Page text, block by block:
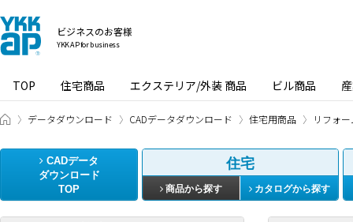
ビジネスのお客様
YKK AP for business
TOP 住宅商品 エクステリア/外装 商品 ビル商品
ビジネスのお客様 HOME
データダウンロード CADデータダウンロード 住宅用商品 リフォ
CADデータ
ダウンロード
TOP
住宅
商品から探す カタログから探す